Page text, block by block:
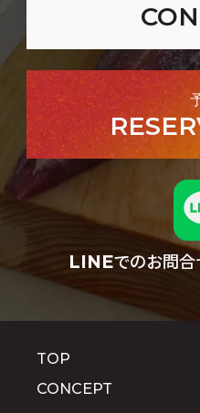
LINEでのお問
TOP
CONCEPT